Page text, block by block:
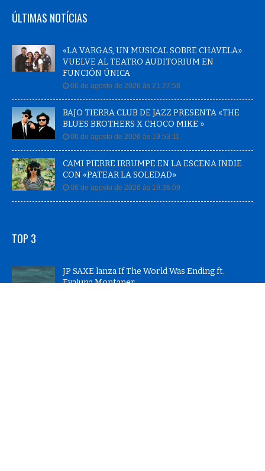
ÚLTIMAS NOTÍCIAS
«LA VARGAS, UN MUSICAL SOBRE CHAVELA»
VUELVE AL TEATRO AUDITORIUM EN
FUNCIÓN ÚNICA
06 de agosto de 2026 às 21:27:58
BAJO TIERRA CLUB DE JAZZ PRESENTA «THE
BLUES BROTHERS X CHOCO MIKE »
06 de agosto de 2026 às 19:53:11
CAMI PIERRE IRRUMPE EN LA ESCENA INDIE
CON «PATEAR LA SOLEDAD»
06 de agosto de 2026 às 19:36:09
TOP 3
JP SAXE lanza If The World Was Ending ft.
Evaluna Montaner